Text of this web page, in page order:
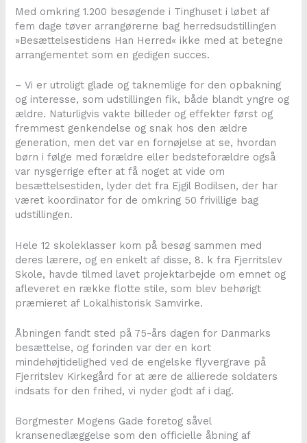
Med omkring 1.200 besøgende i Tinghuset i løbet af
fem dage tøver arrangørerne bag herredsudstillingen
»Besættelsestidens Han Herred« ikke med at betegne
arrangementet som en gedigen succes.
– Vi er utroligt glade og taknemlige for den opbakning
og interesse, som udstillingen fik, både blandt yngre og
ældre. Naturligvis vakte billeder og effekter først og
fremmest genkendelse og snak hos den ældre
generation, men det var en fornøjelse at se, hvordan
børn i følge med forældre eller bedsteforældre også
var nysgerrige efter at få noget at vide om
besættelsestiden, lyder det fra Ejgil Bodilsen, der har
været koordinator for de omkring 50 frivillige bag
udstillingen.
Hele 12 skoleklasser kom på besøg sammen med
deres lærere, og en enkelt af disse, 8. k fra Fjerritslev
Skole, havde tilmed lavet projektarbejde om emnet og
afleveret en række flotte stile, som blev behørigt
præmieret af Lokalhistorisk Samvirke.
Åbningen fandt sted på 75-års dagen for Danmarks
besættelse, og forinden var der en kort
mindehøjtidelighed ved de engelske flyvergrave på
Fjerritslev Kirkegård for at ære de allierede soldaters
indsats for den frihed, vi nyder godt af i dag.
Borgmester Mogens Gade foretog såvel
kransenedlæggelse som den officielle åbning af